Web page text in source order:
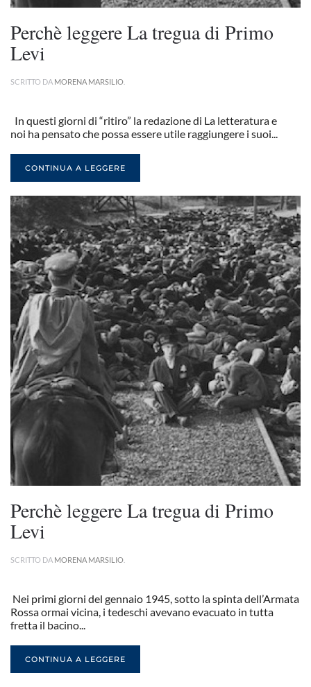
Perchè leggere La tregua di Primo
Levi
SCRITTO DA MORENA MARSILIO
In questi giorni di “ritiro” la redazione di La letteratura e
noi ha pensato che possa essere utile raggiungere i suoi...
CONTINUA A LEGGERE
Perchè leggere La tregua di Primo
Levi
SCRITTO DA MORENA MARSILIO
Nei primi giorni del gennaio 1945, sotto la spinta dell’Armata
Rossa ormai vicina, i tedeschi avevano evacuato in tutta
fretta il bacino...
CONTINUA A LEGGERE